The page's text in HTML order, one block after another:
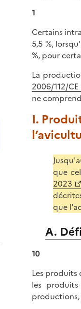
1
Certains
5,5 %,
%, pour
La
2006/112/
ne
I.
que
2023
que
A.
10
Les produits
les
productions,